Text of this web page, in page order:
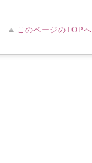
このページのTOPへ